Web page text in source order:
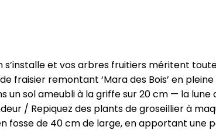
s’installe et vos arbres fruitiers méritent
fraisier remontant ‘Mara des Bois’ en
un sol ameubli à la griffe sur 20 cm — la
/ Repiquez des plants de groseillier à
fosse de 40 cm de large, en apportant une